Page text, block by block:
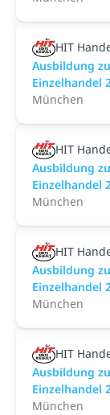
HIT
Ausbildung
Einzelhandel
München
HIT
Ausbildung
Einzelhandel
München
HIT
Ausbildung
Einzelhandel
München
HIT
Ausbildung
Einzelhandel
München